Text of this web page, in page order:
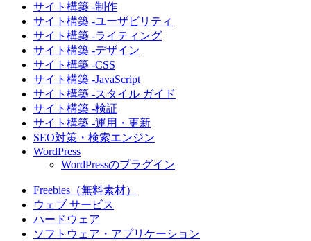
サイト構築 -制作
サイト構築 -ユーザビリティ
サイト構築 -ライティング
サイト構築 -デザイン
サイト構築 -CSS
サイト構築 -JavaScript
サイト構築 -スタイル ガイド
サイト構築 -検証
サイト構築 -運用・更新
SEO対策・検索エンジン
WordPress
WordPressのプラグイン
Freebies（無料素材）
ウェブ サービス
ハードウェア
ソフトウェア・アプリケーション